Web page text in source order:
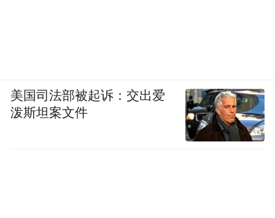
美国司法部被起诉：交出爱
泼斯坦案文件